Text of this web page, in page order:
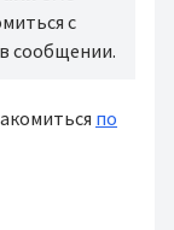
с
сообщении.
по